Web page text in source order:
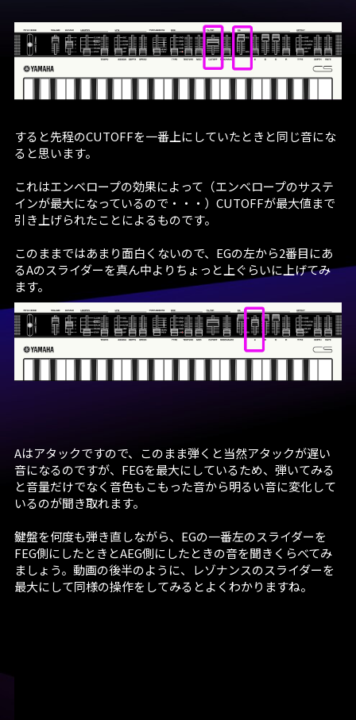
すると先程のCUTOFFを一番上にしていたときと同じ音にな
ると思います。
これはエンベロープの効果によって（エンベロープのサステ
インが最大になっているので・・・）CUTOFFが最大値まで
引き上げられたことによるものです。
このままではあまり面白くないので、EGの左から2番目にあ
るAのスライダーを真ん中よりちょっと上ぐらいに上げてみ
ます。
Aはアタックですので、このまま弾くと当然アタックが遅い
音になるのですが、FEGを最大にしているため、弾いてみる
と音量だけでなく音色もこもった音から明るい音に変化して
いるのが聞き取れます。
鍵盤を何度も弾き直しながら、EGの一番左のスライダーを
FEG側にしたときとAEG側にしたときの音を聞きくらべてみ
ましょう。動画の後半のように、レゾナンスのスライダーを
最大にして同様の操作をしてみるとよくわかりますね。